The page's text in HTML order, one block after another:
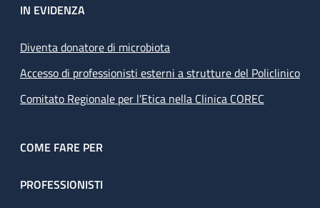
IN EVIDENZA
Diventa donatore di microbiota
Accesso di professionisti esterni a strutture del Policlinico
Comitato Regionale per l’Etica nella Clinica COREC
COME FARE PER
PROFESSIONISTI